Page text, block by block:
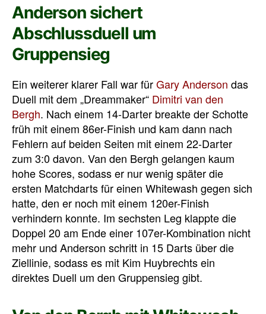
Anderson sichert
Abschlussduell um
Gruppensieg
Ein weiterer klarer Fall war fürGary Anderson das
Duell mit dem „Dreammaker“ Dimitri van den
Bergh. Nach einem 14-Darter breakte der Schotte
früh mit einem 86er-Finish und kam dann nach
Fehlern auf beiden Seiten mit einem 22-Darter
zum 3:0 davon. Van den Bergh gelangen kaum
hohe Scores, sodass er nur wenig später die
ersten Matchdarts für einen Whitewash gegen sich
hatte, den er noch mit einem 120er-Finish
verhindern konnte. Im sechsten Leg klappte die
Doppel 20 am Ende einer 107er-Kombination nicht
mehr und Anderson schritt in 15 Darts über die
Ziellinie, sodass es mit Kim Huybrechts ein
direktes Duell um den Gruppensieg gibt.